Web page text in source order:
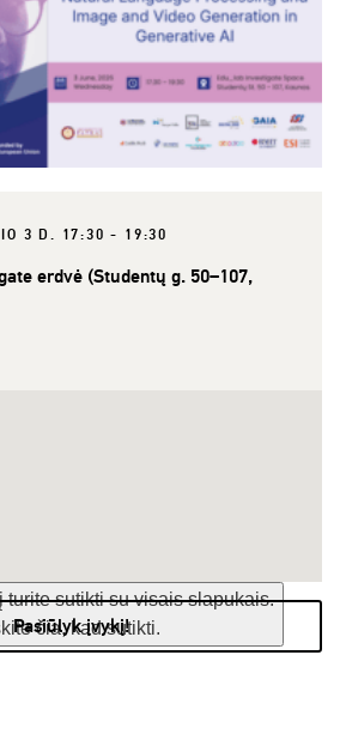
3 D. 17:30 - 19:30
erdvė (Studentų g. 50–107,
turite sutikti su visais slapukais.
čia, kad sutikti.
Pasiūlyk įvykį!